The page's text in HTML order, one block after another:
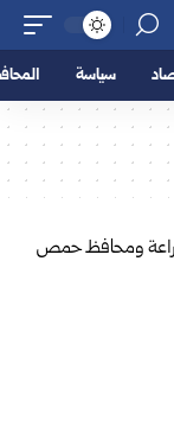
سياسة